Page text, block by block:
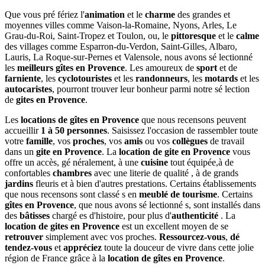
Que vous pré fériez l'animation et le charme des grandes et
moyennes villes comme Vaison-la-Romaine, Nyons, Arles, Le
Grau-du-Roi, Saint-Tropez et Toulon, ou, le pittoresque et le calme
des villages comme Esparron-du-Verdon, Saint-Gilles, Albaro,
Lauris, La Roque-sur-Pernes et Valensole, nous avons sé lectionné
les meilleurs gîtes en Provence. Les amoureux de sport et de
farniente, les cyclotouristes et les randonneurs, les motards et les
autocaristes, pourront trouver leur bonheur parmi notre sé lection
de gites en Provence.
Les locations de gîtes en Provence que nous recensons peuvent
accueillir 1 à 50 personnes. Saisissez l'occasion de rassembler toute
votre famille, vos proches, vos amis ou vos collègues de travail
dans un gite en Provence. La location de gite en Provence vous
offre un accès, gé néralement, à une cuisine tout équipée,à de
confortables chambres avec une literie de qualité , à de grands
jardins fleuris et à bien d'autres prestations. Certains établissements
que nous recensons sont classé s en meublé de tourisme. Certains
gîtes en Provence, que nous avons sé lectionné s, sont installés dans
des bâtisses chargé es d'histoire, pour plus d'authenticité . La
location de gites en Provence est un excellent moyen de se
retrouver simplement avec vos proches. Ressourcez-vous, dé
tendez-vous et appréciez toute la douceur de vivre dans cette jolie
région de France grâce à la location de gîtes en Provence.